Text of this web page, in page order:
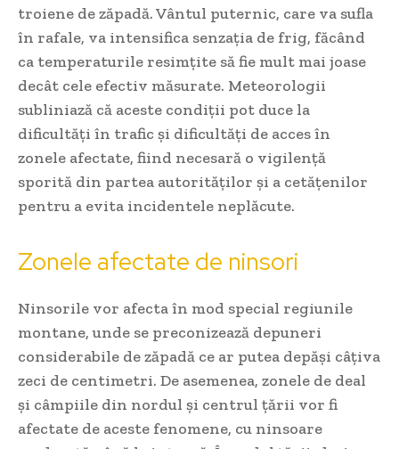
troiene de zăpadă. Vântul puternic, care va sufla
în rafale, va intensifica senzația de frig, făcând
ca temperaturile resimțite să fie mult mai joase
decât cele efectiv măsurate. Meteorologii
subliniază că aceste condiții pot duce la
dificultăți în trafic și dificultăți de acces în
zonele afectate, fiind necesară o vigilență
sporită din partea autorităților și a cetățenilor
pentru a evita incidentele neplăcute.
Zonele afectate de ninsori
Ninsorile vor afecta în mod special regiunile
montane, unde se preconizează depuneri
considerabile de zăpadă ce ar putea depăși câțiva
zeci de centimetri. De asemenea, zonele de deal
și câmpiile din nordul și centrul țării vor fi
afectate de aceste fenomene, cu ninsoare